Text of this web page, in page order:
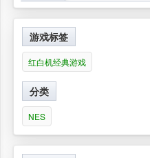
游戏标签
红白机经典游戏
分类
NES